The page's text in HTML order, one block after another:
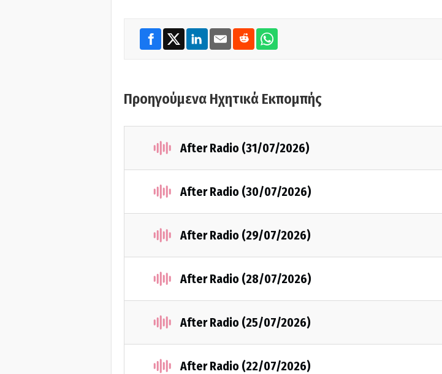
Προηγούμενα Ηχητικά Εκπομπής
After Radio (31/07/2026)
After Radio (30/07/2026)
After Radio (29/07/2026)
After Radio (28/07/2026)
After Radio (25/07/2026)
After Radio (22/07/2026)